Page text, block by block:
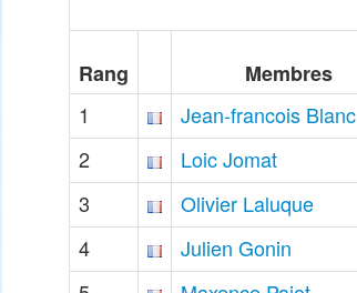
Rang Membres
1
Jean-francois Blanc
2
Loic Jomat
3
Olivier Laluque
4
Julien Gonin